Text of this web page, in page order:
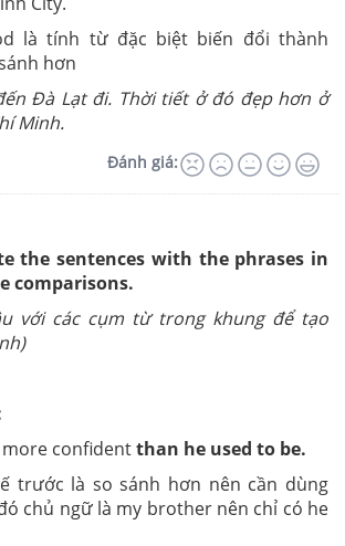
là tính từ đặc biệt biến đổi thành
hơn
Đà Lạt đi. Thời tiết ở đó đẹp hơn ở
Minh.
Đánh giá:
the sentences with the phrases in
comparisons.
với các cụm từ trong khung để tạo
confidentthan he used to be.
trước là so sánh hơn nên cần dùng
chủ ngữ là my brother nên chỉ có he